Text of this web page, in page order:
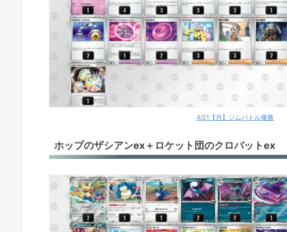
4/21【月】ジムバトル優勝
ホップのザシアンex＋ロケット団のクロバットex